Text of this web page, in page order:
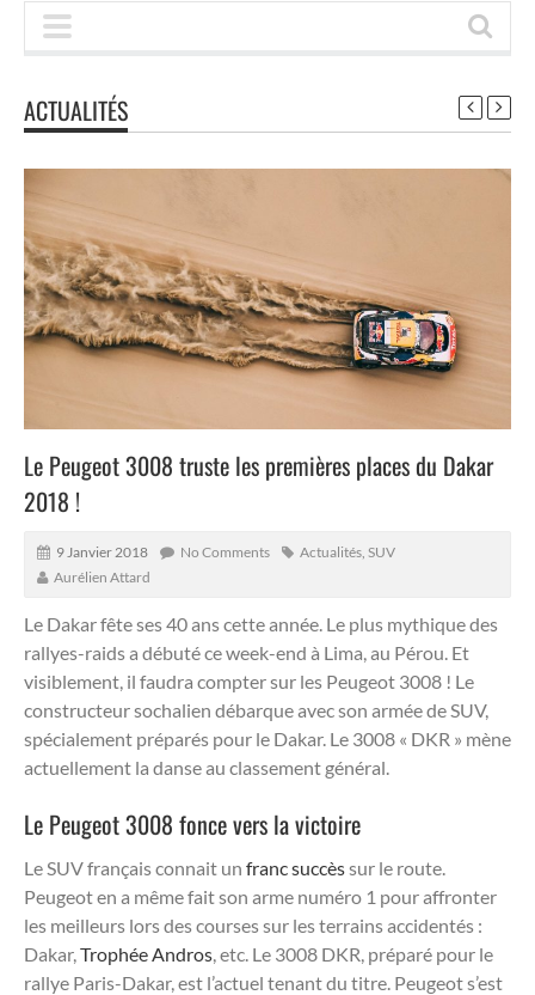
ACTUALITÉS
Le Peugeot 3008 truste les premières places du Dakar
2018 !
9 Janvier 2018 No Comments Actualités SUV
Aurélien Attard
Le Dakar fête ses 40 ans cette année. Le plus mythique des
rallyes-raids a débuté ce week-end à Lima, au Pérou. Et
visiblement, il faudra compter sur les Peugeot 3008 ! Le
constructeur sochalien débarque avec son armée de SUV,
spécialement préparés pour le Dakar. Le 3008 « DKR » mène
actuellement la danse au classement général.
Le Peugeot 3008 fonce vers la victoire
Le SUV français connait un franc succèssur le route.
Peugeot en a même fait son arme numéro 1 pour affronter
les meilleurs lors des courses sur les terrains accidentés :
Dakar,Trophée Andros, etc. Le 3008 DKR, préparé pour le
rallye Paris-Dakar, est l’actuel tenant du titre. Peugeot s’est